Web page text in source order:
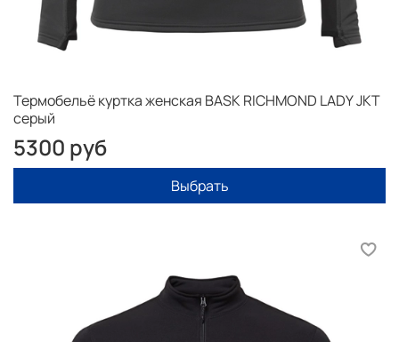
Термобельё куртка женская BASK RICHMOND LADY JKT
серый
5300 руб
Выбрать